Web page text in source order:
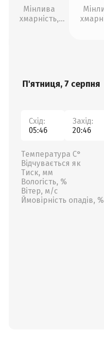
Мінлива
хмарність,
П'ятниця, 7 серпня
Схід:
05:46
Захід:
20:46
Температура С°
Відчувається як
Тиск, мм
Вологість, %
Вітер, м/с
Ймовірність опадів, %